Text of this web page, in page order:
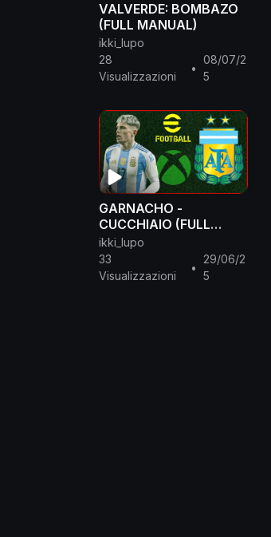
VALVERDE: BOMBAZO
(FULL MANUAL)
ikki_lupo
28
Visualizzazioni
•
08/07/2
5
GARNACHO -
CUCCHIAIO (FULL
MANUAL)
ikki_lupo
33
Visualizzazioni
•
29/06/2
5